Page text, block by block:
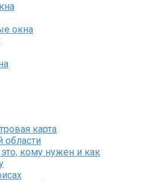
окна
карта
области
кому нужен и как